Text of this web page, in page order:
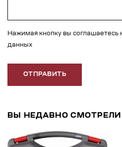
Нажимая кнопку вы соглашаетесь
данных
ОТПРАВИТЬ
ВЫ НЕДАВНО СМОТРЕЛИ